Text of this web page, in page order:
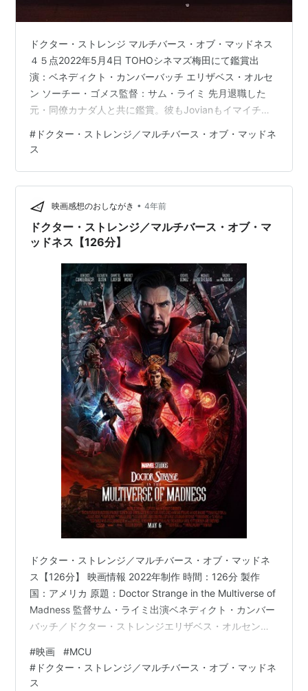
ドクター・ストレンジ マルチバース・オブ・マッドネス
４５点2022年5月4日 TOHOシネマズ梅田にて鑑賞出
演：ベネディクト・カンバーバッチ エリザベス・オルセ
ン ソーチー・ゴメス監督：サム・ライミ 先月退職した
元・同僚カナダ人と共に鑑賞。彼もJovianもイマイチだ
を助けようとする夢を見たドクター・ストレンジ（ベネ
ィーンの結婚式に参列していた。しかし、その最中に夢
れているところに遭遇する。辛くも少女を助けたストレ
ンジは、アメリカはマルチバ…
# ドクター・ストレンジ／マルチバース・オブ・マッドネ
ス
映画感想のおしながき • 4年前
ドクター・ストレンジ／マルチバース・オブ・マ
ッドネス【126分】
ドクター・ストレンジ／マルチバース・オブ・マッドネ
ス【126分】 映画情報 2022年制作 時間：126分 製作
国：アメリカ 原題：Doctor Strange in the Multiverse of
Madness 監督サム・ライミ出演ベネディクト・カンバー
バッチ／ドクター・ストレンジエリザベス・オルセン／
ル・イジョフォー／モルドベネディクト・ウォン／ウォ
ンソーチー・ゴメス／アメリカ・チャベスマイケル・ス
#映画 #MCU
# ドクター・ストレンジ／マルチバース・オブ・マッドネ
ス